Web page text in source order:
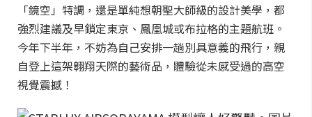
「鏡空」特調，還是單純想朝聖大師級的設計美學，都
強烈建議及早鎖定東京、鳳凰城或布拉格的主題航班。
今年下半年，不妨為自己安排一趟別具意義的飛行，親
自登上這架翱翔天際的藝術品，體驗從未感受過的高空
視覺震撼！